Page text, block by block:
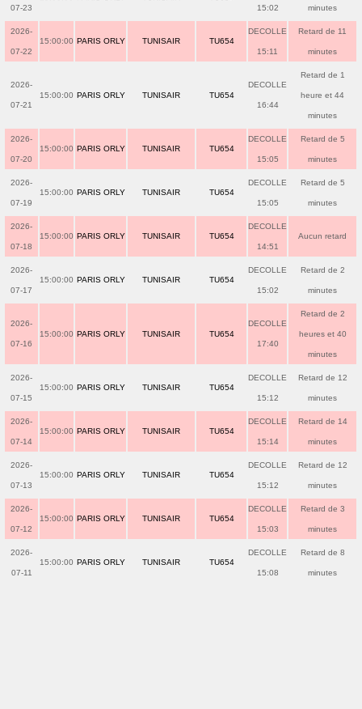
07-23 15:02 minutes
2026-
07-22
15:00:00 PARIS ORLY TUNISAIR TU654
DECOLLE
15:11
Retard de 11
minutes
2026-
07-21
15:00:00 PARIS ORLY TUNISAIR TU654
DECOLLE
16:44
Retard de 1
heure et 44
minutes
2026-
07-20
15:00:00 PARIS ORLY TUNISAIR TU654
DECOLLE
15:05
Retard de 5
minutes
2026-
07-19
15:00:00 PARIS ORLY TUNISAIR TU654
DECOLLE
15:05
Retard de 5
minutes
2026-
07-18
15:00:00 PARIS ORLY TUNISAIR TU654
DECOLLE
14:51
Aucun retard
2026-
07-17
15:00:00 PARIS ORLY TUNISAIR TU654
DECOLLE
15:02
Retard de 2
minutes
2026-
07-16
15:00:00 PARIS ORLY TUNISAIR TU654
DECOLLE
17:40
Retard de 2
heures et 40
minutes
2026-
07-15
15:00:00 PARIS ORLY TUNISAIR TU654
DECOLLE
15:12
Retard de 12
minutes
2026-
07-14
15:00:00 PARIS ORLY TUNISAIR TU654
DECOLLE
15:14
Retard de 14
minutes
2026-
07-13
15:00:00 PARIS ORLY TUNISAIR TU654
DECOLLE
15:12
Retard de 12
minutes
2026-
07-12
15:00:00 PARIS ORLY TUNISAIR TU654
DECOLLE
15:03
Retard de 3
minutes
2026-
07-11
15:00:00 PARIS ORLY TUNISAIR TU654
DECOLLE
15:08
Retard de 8
minutes